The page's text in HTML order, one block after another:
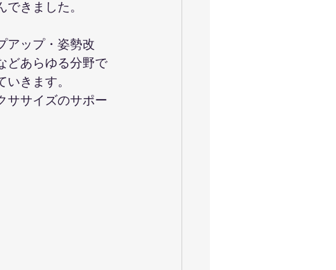
きました。
アップ・姿勢改
どあらゆる分野で
きます。
ササイズのサポー